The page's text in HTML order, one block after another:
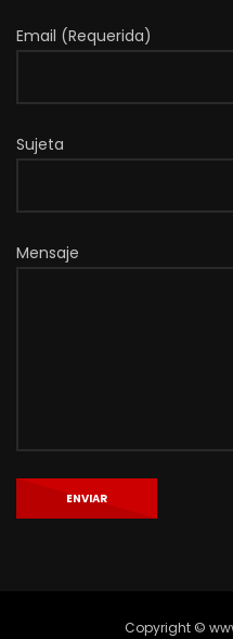
Email (Requerida)
Sujeta
Mensaje
Copyright ©